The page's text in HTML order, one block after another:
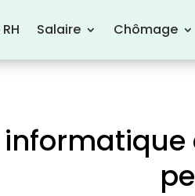
Salaire Chômage